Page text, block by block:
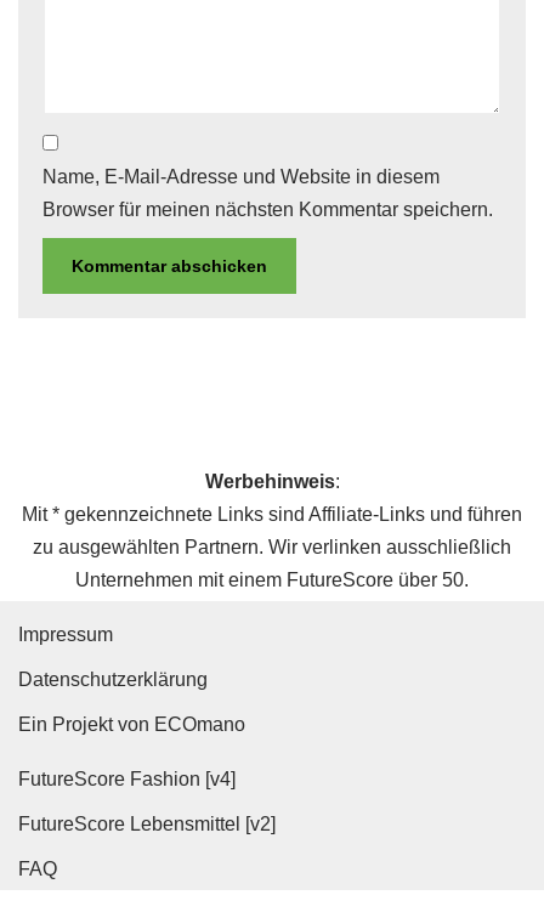
Name, E-Mail-Adresse und Website in diesem
Browser für meinen nächsten Kommentar speichern.
Werbehinweis:
Mit * gekennzeichnete Links sind Affiliate-Links und führen
zu ausgewählten Partnern. Wir verlinken ausschließlich
Unternehmen mit einem FutureScore über 50.
Impressum
Datenschutz­erklärung
Ein Projekt von ECOmano
FutureScore Fashion [v4]
FutureScore Lebensmittel [v2]
FAQ